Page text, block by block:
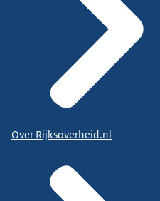
Over Rijksoverheid.nl